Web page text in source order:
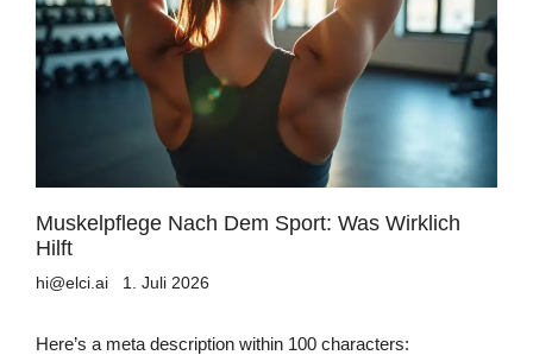
Muskelpflege Nach Dem Sport: Was Wirklich
Hilft
hi@elci.ai 1. Juli 2026
Here’s a meta description within 100 characters: